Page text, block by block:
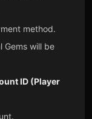
method.
Gems will be
ID (Player